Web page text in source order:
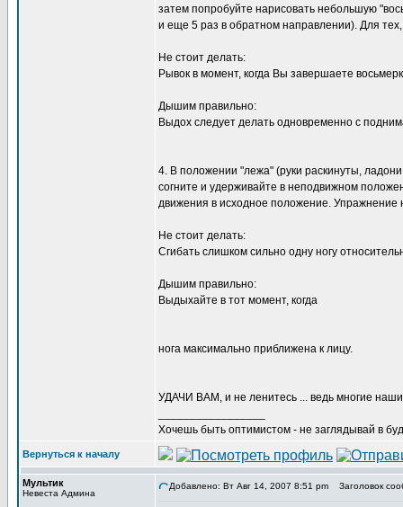
затем попробуйте нарисовать небольшую
и еще 5 раз в обратном направлении). Для
Не стоит делать:
Рывок в момент, когда Вы завершаете
Дышим правильно:
Выдох следует делать одновременно с
4. В положении "лежа" (руки раскинуты,
согните и удерживайте в неподвижном
движения в исходное положение. Упражнение
Не стоит делать:
Сгибать слишком сильно одну ногу
Дышим правильно:
Выдыхайте в тот момент, когда
нога максимально приближена к лицу.
УДАЧИ ВАМ, и не ленитесь ... ведь многие
Хочешь быть оптимистом - не заглядывай в
Вернуться к началу
Мультик
Невеста Админа
Добавлено: Вт Авг 14, 2007 8:51 pm Заголовок